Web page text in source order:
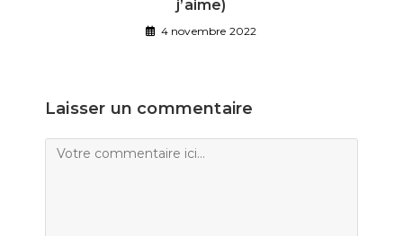
j’aime)
4 novembre 2022
Laisser un commentaire
Comment